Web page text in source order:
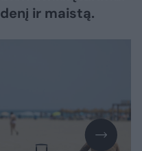
ir maistą.